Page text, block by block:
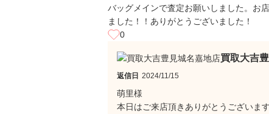
バッグメインで査定お願いしました。お
ました！！ありがとうございました！
0
買取大吉
返信日 2024/11/15
萌里様
本日はご来店頂きありがとうございます